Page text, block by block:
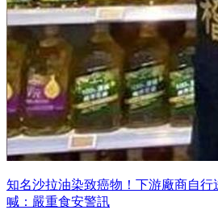
知名沙拉油染致癌物！下游廠商自
喊：嚴重食安警訊